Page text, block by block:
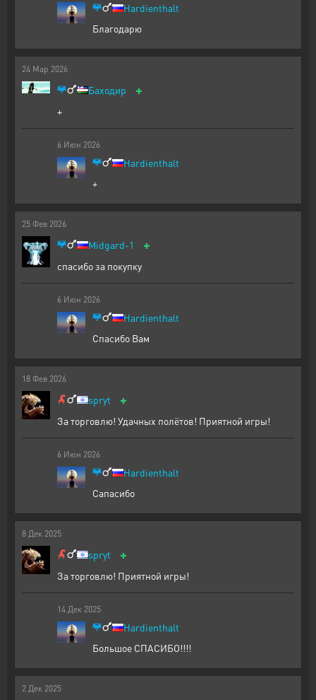
Hardienthalt
Благодарю
24 Мар 2026
Баходир +
+
6 Июн 2026
Hardienthalt
+
25 Фев 2026
Midgard-1 +
спасибо за покупку
6 Июн 2026
Hardienthalt
Спасибо Вам
18 Фев 2026
spryt +
За торговлю! Удачных полётов! Приятной игры!
6 Июн 2026
Hardienthalt
Сапасибо
8 Дек 2025
spryt +
За торговлю! Приятной игры!
14 Дек 2025
Hardienthalt
Большое СПАСИБО!!!!
2 Дек 2025